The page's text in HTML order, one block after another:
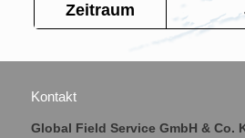
Zeitraum
Kontakt
Global Field Service GmbH & Co.